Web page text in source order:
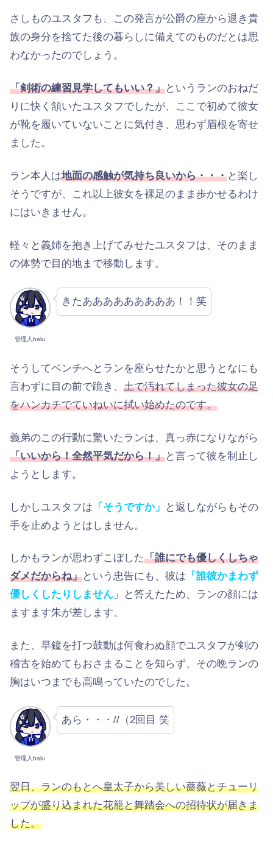
さしものユスタフも、この発言が公爵の座から退き貴
族の身分を捨てた後の暮らしに備えてのものだとは思
わなかったのでしょう。
「剣術の練習見学してもいい？」というランのおねだ
りに快く頷いたユスタフでしたが、ここで初めて彼女
が靴を履いていないことに気付き、思わず眉根を寄せ
ました。
ラン本人は地面の感触が気持ち良いから・・・と楽し
そうですが、これ以上彼女を裸足のまま歩かせるわけ
にはいきません。
軽々と義姉を抱き上げてみせたユスタフは、そのまま
の体勢で目的地まで移動します。
管理人halu
きたあああああああああ！！笑
そうしてベンチへとランを座らせたかと思うとなにも
言わずに目の前で跪き、 土で汚れてしまった彼女の足
をハンカチでていねいに拭い始めたのです。
義弟のこの行動に驚いたランは、真っ赤になりながら
「いいから！全然平気だから！」と言って彼を制止し
ようとします。
しかしユスタフは 「そうですか」
と返しながらもその
手を止めようとはしません。
しかもランが思わずこぼした「誰にでも優しくしちゃ
ダメだからね」という忠告にも、彼は 「誰彼かまわず
優しくしたりしません 」と答えたため、ランの顔には
ますます朱が差します。
また、早鐘を打つ鼓動は何食わぬ顔でユスタフが剣の
稽古を始めてもおさまることを知らず、その晩ランの
胸はいつまでも高鳴っていたのでした。
管理人halu
あら・・・//（2回目 笑
翌日、ランのもとへ皇太子から美しい薔薇とチューリ
ップが盛り込まれた花籠と舞踏会への招待状が届きま
した。